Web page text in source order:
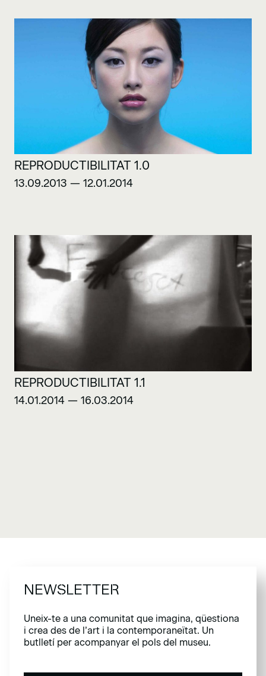
REPRODUCTIBILITAT 1.0
13.09.2013 — 12.01.2014
REPRODUCTIBILITAT 1.1
14.01.2014 — 16.03.2014
NEWSLETTER
Uneix-te a una comunitat que imagina, qüestiona
i crea des de l’art i la contemporaneïtat. Un
butlletí per acompanyar el pols del museu.